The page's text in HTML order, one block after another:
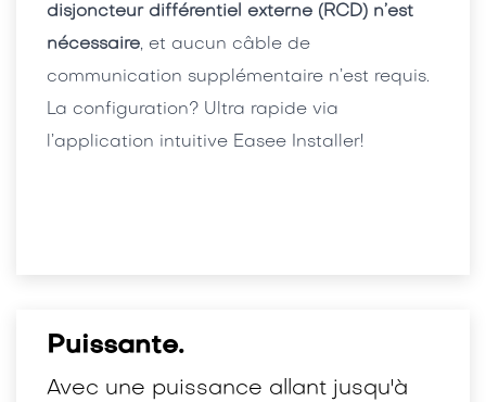
disjoncteur différentiel externe (RCD) n’est
nécessaire, et aucun câble de
communication supplémentaire n’est requis.
La configuration? Ultra rapide via
l’application intuitive Easee Installer!
Puissante.
Avec une puissance allant jusqu'à